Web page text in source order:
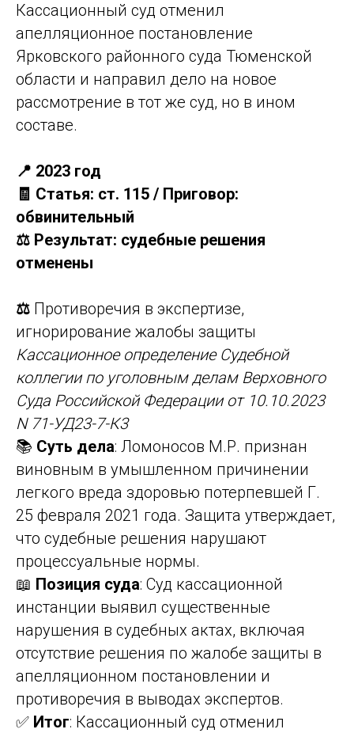
Кассационный суд отменил
апелляционное постановление
Ярковского районного суда Тюменской
области и направил дело на новое
рассмотрение в тот же суд, но в ином
составе.
📍 2023 год
🧾 Статья: ст. 115 / Приговор:
обвинительный
⚖️ Результат: судебные решения
отменены
⚖️ Противоречия в экспертизе,
игнорирование жалобы защиты
Кассационное определение Судебной
коллегии по уголовным делам Верховного
Суда Российской Федерации от 10.10.2023
N 71-УД23-7-К3
📚 Суть дела: Ломоносов М.Р. признан
виновным в умышленном причинении
легкого вреда здоровью потерпевшей Г.
25 февраля 2021 года. Защита утверждает,
что судебные решения нарушают
процессуальные нормы.
📖 Позиция суда: Суд кассационной
инстанции выявил существенные
нарушения в судебных актах, включая
отсутствие решения по жалобе защиты в
апелляционном постановлении и
противоречия в выводах экспертов.
✅ Итог: Кассационный суд отменил